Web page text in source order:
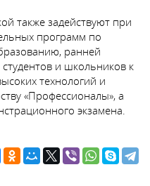
также задействуют при
программ по
ранней
и школьников к
технологий и
«Профессионалы», а
экзамена.